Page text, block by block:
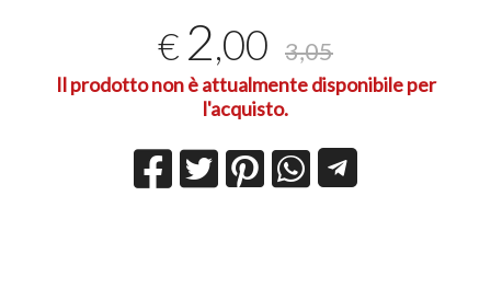
€ 2,00 3,05
Il prodotto non è attualmente disponibile per
l'acquisto.